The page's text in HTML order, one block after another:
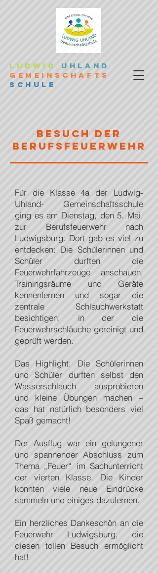
LUDWIG UHLAND
GEMEINSCHAFTS
SCHULE
besuch der
BERUFSFEUERWEHR
Für die Klasse 4a der Ludwig-
Uhland- Gemeinschaftsschule
ging es am Dienstag, den 5. Mai,
zur Berufsfeuerwehr nach
Ludwigsburg. Dort gab es viel zu
entdecken: Die Schülerinnen und
Schüler durften die
Feuerwehrfahrzeuge anschauen,
Trainingsräume und Geräte
kennenlernen und sogar die
zentrale Schlauchwerkstatt
besichtigen, in der die
Feuerwehrschläuche gereinigt und
geprüft werden.
Das Highlight: Die Schülerinnen
und Schüler durften selbst den
Wasserschlauch ausprobieren
und kleine Übungen machen –
das hat natürlich besonders viel
Spaß gemacht!
Der Ausflug war ein gelungener
und spannender Abschluss zum
Thema „Feuer“ im Sachunterricht
der vierten Klasse. Die Kinder
konnten viele neue Eindrücke
sammeln und einiges dazulernen.
Ein herzliches Dankeschön an die
Feuerwehr Ludwigsburg, die
diesen tollen Besuch ermöglicht
hat!